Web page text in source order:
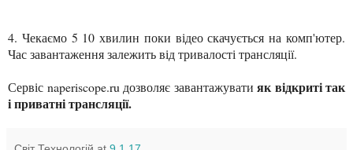
4. Чекаємо 5 10 хвилин поки відео скачується на комп'ютер.
Час завантаження залежить від тривалості трансляції.
Сервіс naperiscope.ru дозволяє завантажувати як відкриті так
і приватні трансляції.